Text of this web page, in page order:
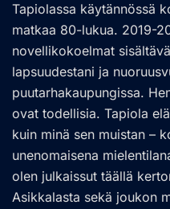
Tapiolassa käytännössä
matkaa 80-lukua. 2019-
novellikokoelmat
lapsuudestani ja
puutarhakaupungissa.
ovat todellisia. Tapiola
kuin minä sen muistan –
unenomaisena
olen julkaissut täällä
Asikkalasta sekä joukon